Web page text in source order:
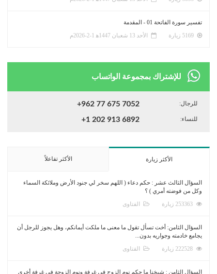
تفسير سورة الفاتحة 01 - المقدمة
الأحد 13 شعبان 1447ﻫ 1-2-2026م
للإشتراك بمجموعة الواتساب
للرجال: +962 77 675 7052
للنساء: +1 202 913 6892
الأكثر زيارة الأكثر تفاعلاً
السؤال الثالث عشر : حكم دعاء ( اللهم سخر لي جنود الأرض وملائكة السماء
وكل من فوضته أمري ) ؟
الفتاوى
السؤال الثامن: أخت تسأل تقول ما معنى ما ملكت أيمانكم، وهل يجوز للرجل أن
يجامع خادمته وجواريه بدون...
الفتاوى
السؤال الثامن : شيخنا ما حكم نوم الزوج في غرفة ونوم الزوجة في غرفة أخرى